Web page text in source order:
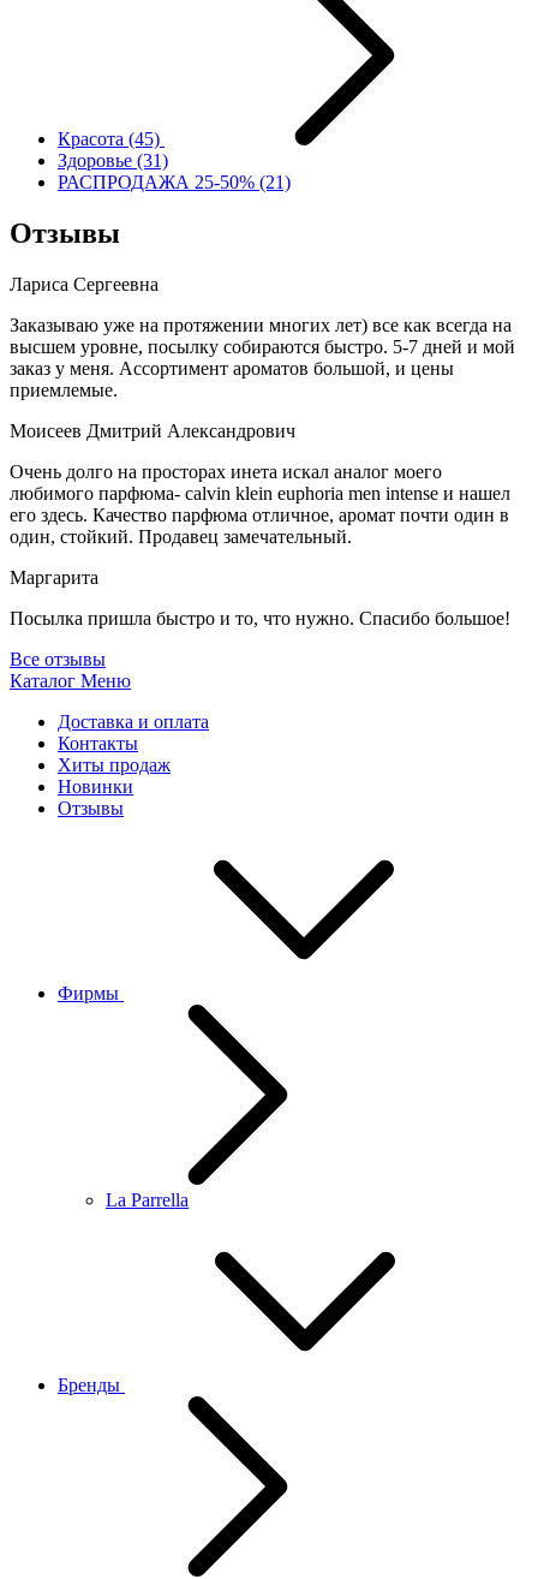
Красота (45)
Здоровье (31)
РАСПРОДАЖА 25-50% (21)
Отзывы
Лариса Сергеевна
Заказываю уже на протяжении многих лет) все как всегда на
высшем уровне, посылку собираются быстро. 5-7 дней и мой
заказ у меня. Ассортимент ароматов большой, и цены
приемлемые.
Моисеев Дмитрий Александрович
Очень долго на просторах инета искал аналог моего
любимого парфюма- calvin klein euphoria men intense и нашел
его здесь. Качество парфюма отличное, аромат почти один в
один, стойкий. Продавец замечательный.
Маргарита
Посылка пришла быстро и то, что нужно. Спасибо большое!
Все отзывы
Каталог Меню
Доставка и оплата
Контакты
Хиты продаж
Новинки
Отзывы
Фирмы
La Parrella
Бренды